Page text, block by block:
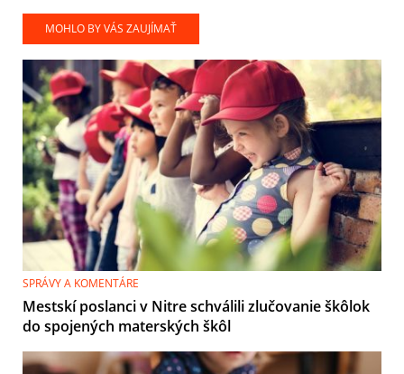
MOHLO BY VÁS ZAUJÍMAŤ
SPRÁVY A KOMENTÁRE
Mestskí poslanci v Nitre schválili zlučovanie škôlok
do spojených materských škôl